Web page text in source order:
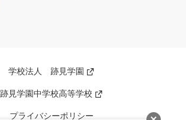
学校法人 跡見学園
新
ウ
跡見学園中学校高等学校
新
プライバシーポリシー